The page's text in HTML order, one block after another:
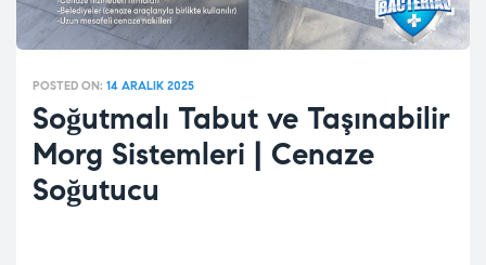
POSTED ON: 14 ARALIK 2025
Soğutmalı Tabut ve Taşınabilir
Morg Sistemleri | Cenaze
Soğutucu